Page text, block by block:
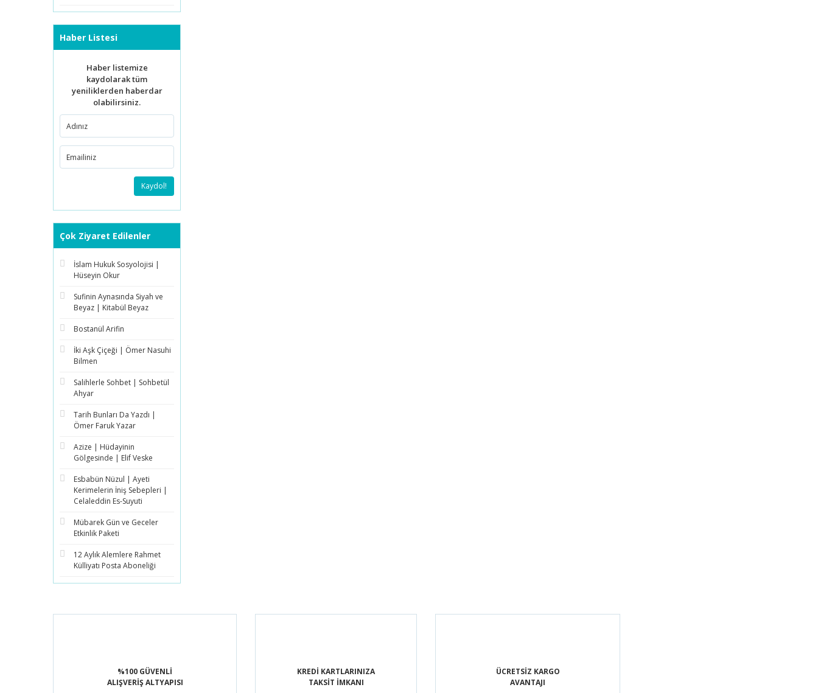
Haber Listesi
Haber listemize
kaydolarak tüm
yeniliklerden haberdar
olabilirsiniz.
Kaydol!
Çok Ziyaret Edilenler
İslam Hukuk Sosyolojisi |
Hüseyin Okur
Sufinin Aynasında Siyah ve
Beyaz | Kitabül Beyaz
Bostanül Arifin
İki Aşk Çiçeği | Ömer Nasuhi
Bilmen
Salihlerle Sohbet | Sohbetül
Ahyar
Tarih Bunları Da Yazdı |
Ömer Faruk Yazar
Azize | Hüdayinin
Gölgesinde | Elif Veske
Esbabün Nüzul | Ayeti
Kerimelerin İniş Sebepleri |
Celaleddin Es-Suyuti
Mübarek Gün ve Geceler
Etkinlik Paketi
12 Aylık Alemlere Rahmet
Külliyatı Posta Aboneliği
%100 GÜVENLİ
ALIŞVERİŞ ALTYAPISI
KREDİ KARTLARINIZA
TAKSİT İMKANI
ÜCRETSİZ KARGO
AVANTAJI